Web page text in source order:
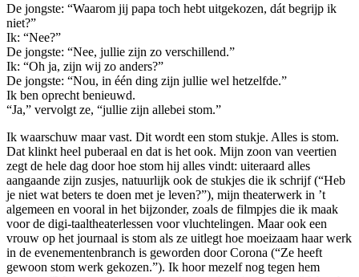
De jongste: “Waarom jij papa toch hebt uitgekozen, dát begrijp ik
niet?”
Ik: “Nee?”
De jongste: “Nee, jullie zijn zo verschillend.”
Ik: “Oh ja, zijn wij zo anders?”
De jongste: “Nou, in één ding zijn jullie wel hetzelfde.”
Ik ben oprecht benieuwd.
“Ja,” vervolgt ze, “jullie zijn allebei stom.”
Ik waarschuw maar vast. Dit wordt een stom stukje. Alles is stom.
Dat klinkt heel puberaal en dat is het ook. Mijn zoon van veertien
zegt de hele dag door hoe stom hij alles vindt: uiteraard alles
aangaande zijn zusjes, natuurlijk ook de stukjes die ik schrijf (“Heb
je niet wat beters te doen met je leven?”), mijn theaterwerk in ’t
algemeen en vooral in het bijzonder, zoals de filmpjes die ik maak
voor de digi-taaltheaterlessen voor vluchtelingen. Maar ook een
vrouw op het journaal is stom als ze uitlegt hoe moeizaam haar werk
in de evenementenbranch is geworden door Corona (“Ze heeft
gewoon stom werk gekozen.”). Ik hoor mezelf nog tegen hem